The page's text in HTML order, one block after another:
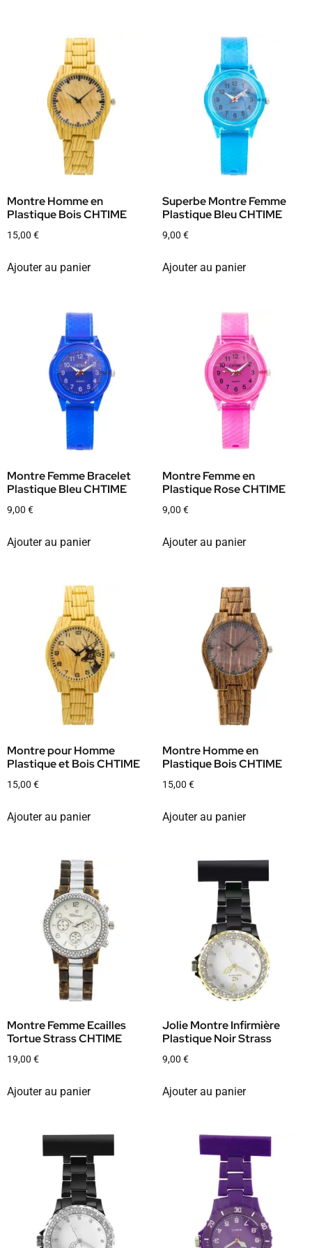
Montre Homme en
Plastique Bois CHTIME
15,00 €
Ajouter au panier
Superbe Montre Femme
Plastique Bleu CHTIME
9,00 €
Ajouter au panier
Montre Femme Bracelet
Plastique Bleu CHTIME
9,00 €
Ajouter au panier
Montre Femme en
Plastique Rose CHTIME
9,00 €
Ajouter au panier
Montre pour Homme
Plastique et Bois CHTIME
15,00 €
Ajouter au panier
Montre Homme en
Plastique Bois CHTIME
15,00 €
Ajouter au panier
Montre Femme Ecailles
Tortue Strass CHTIME
19,00 €
Ajouter au panier
Jolie Montre Infirmière
Plastique Noir Strass
9,00 €
Ajouter au panier